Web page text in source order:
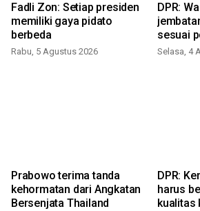
Fadli Zon: Setiap presiden
memiliki gaya pidato
berbeda
Rabu, 5 Agustus 2026
DPR:
sesuai
Selasa, 4
Prabowo terima tanda
kehormatan dari Angkatan
Bersenjata Thailand
DPR:
harus
kualitas